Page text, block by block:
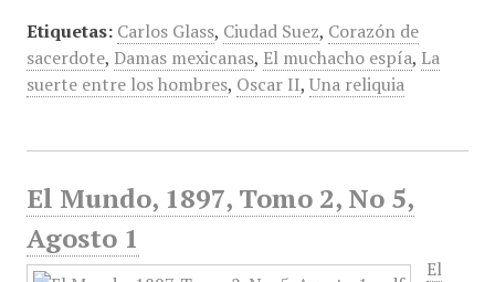
Etiquetas: Carlos Glass, Ciudad Suez, Corazón de
sacerdote, Damas mexicanas, El muchacho espía, La
suerte entre los hombres, Oscar II, Una reliquia
El Mundo, 1897, Tomo 2, No 5,
Agosto 1
El